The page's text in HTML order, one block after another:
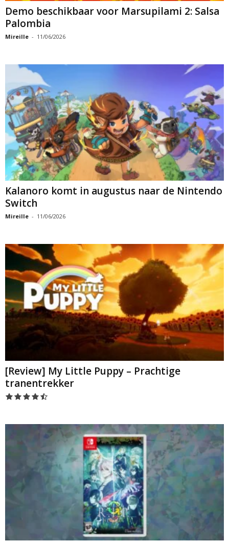
Demo beschikbaar voor Marsupilami 2: Salsa
Palombia
Mireille - 11/06/2026
Kalanoro komt in augustus naar de Nintendo
Switch
Mireille - 11/06/2026
[Review] My Little Puppy – Prachtige
tranentrekker